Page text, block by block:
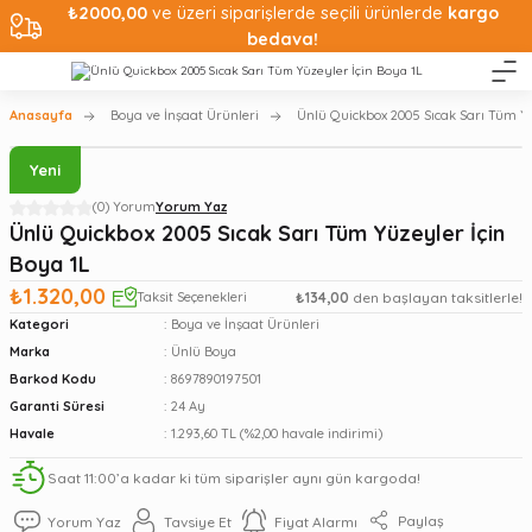
₺2000,00ve üzeri siparişlerde seçili ürünlerde kargo
bedava!
Anasayfa Boya ve İnşaat Ürünleri Ünlü Quickbox 2005 Sıcak Sarı Tüm
Yeni
(0) YorumYorum Yaz
Ünlü Quickbox 2005 Sıcak Sarı Tüm Yüzeyler İçin
Boya 1L
₺1.320,00
Taksit Seçenekleri ₺134,00 den başlayan taksitlerle!
Kategori
Boya ve İnşaat Ürünleri
Marka
Ünlü Boya
Barkod Kodu
8697890197501
Garanti Süresi
24 Ay
Havale
1.293,60 TL (%2,00 havale indirimi)
Saat 11:00’a kadar ki tüm siparişler aynı gün kargoda!
Yorum Yaz Tavsiye Et Fiyat Alarmı Paylaş